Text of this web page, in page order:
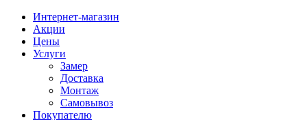
Интернет-магазин
Акции
Цены
Услуги
Замер
Доставка
Монтаж
Самовывоз
Покупателю